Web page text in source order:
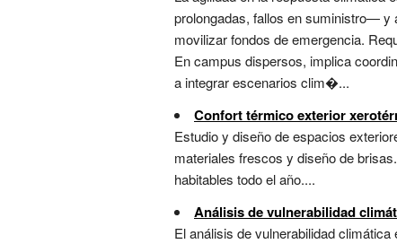
prolongadas, fallos en suministro— y
movilizar fondos de emergencia.
En campus dispersos, implica
a integrar escenarios clim�...
Confort térmico exterior
Estudio y diseño de espacios
materiales frescos y diseño de
habitables todo el año....
Análisis de vulnerabilidad
El análisis de vulnerabilidad